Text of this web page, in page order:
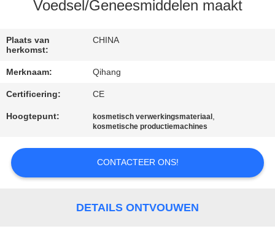
GEVALLEN
OM
EEN
Voedsel/Geneesmiddelen maakt
Plaats van
herkomst:
CHINA
Merknaam: Qihang
Certificering: CE
Hoogtepunt: kosmetisch verwerkingsmateriaal ,
kosmetische productiemachines
CONTACTEER ONS!
DETAILS ONTVOUWEN